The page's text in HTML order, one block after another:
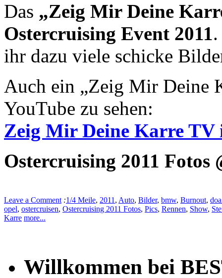
Das „Zeig Mir Deine
Ostercruising Event 2011
ihr dazu viele schicke
Auch ein „Zeig Mir Deine
YouTube zu sehen:
Zeig Mir Deine Karre
Ostercruising 2011 Fotos
Leave a Comment :1/4 Meile, 2011, Auto, Bilder, bmw, Burnout,
opel, ostercruisen, Ostercruising 2011 Fotos, Pics, Rennen, Show,
Karre more...
Willkommen bei